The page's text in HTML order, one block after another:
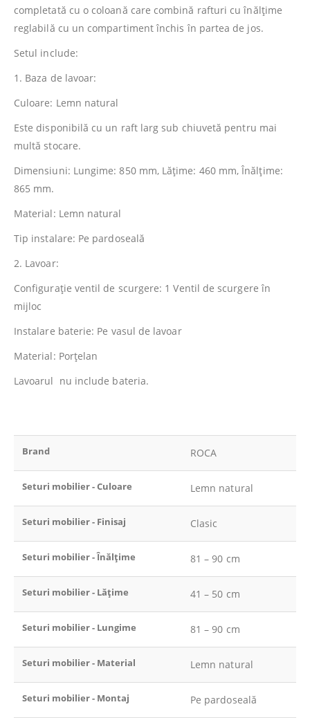
completată cu o coloană care combină rafturi cu înălțime
reglabilă cu un compartiment închis în partea de jos.
Setul include:
1. Baza de lavoar:
Culoare: Lemn natural
Este disponibilă cu un raft larg sub chiuvetă pentru mai
multă stocare.
Dimensiuni: Lungime: 850 mm, Lăţime: 460 mm, Înălţime:
865 mm.
Material: Lemn natural
Tip instalare: Pe pardoseală
2. Lavoar:
Configuraţie ventil de scurgere: 1 Ventil de scurgere în
mijloc
Instalare baterie: Pe vasul de lavoar
Material: Porţelan
Lavoarul nu include bateria.
Brand ROCA
Seturi mobilier - Culoare Lemn natural
Seturi mobilier - Finisaj Clasic
Seturi mobilier - Înălțime 81 – 90 cm
Seturi mobilier - Lățime 41 – 50 cm
Seturi mobilier - Lungime 81 – 90 cm
Seturi mobilier - Material Lemn natural
Seturi mobilier - Montaj Pe pardoseală